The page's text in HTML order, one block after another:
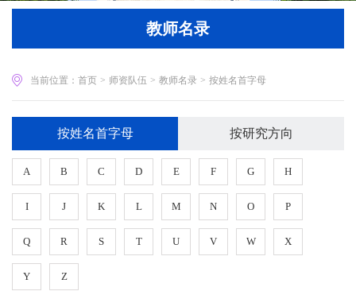
教师名录
当前位置： 首页 > 师资队伍 > 教师名录 > 按姓名首字母
按姓名首字母 按研究方向
A B C D E F G H
I J K L M N O P
Q R S T U V W X
Y Z